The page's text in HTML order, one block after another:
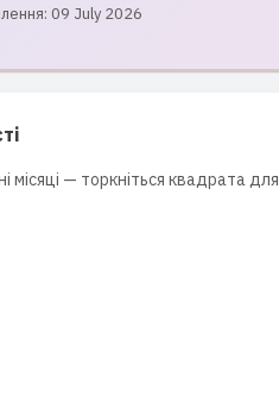
09 July 2026
місяці — торкніться квадрата для